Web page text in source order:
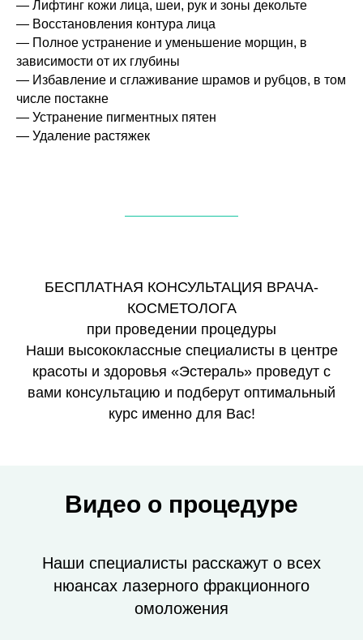
— Лифтинг кожи лица, шеи, рук и зоны декольте
— Восстановления контура лица
— Полное устранение и уменьшение морщин, в
зависимости от их глубины
— Избавление и сглаживание шрамов и рубцов, в том
числе постакне
— Устранение пигментных пятен
— Удаление растяжек
БЕСПЛАТНАЯ КОНСУЛЬТАЦИЯ ВРАЧА-
КОСМЕТОЛОГА
при проведении процедуры
Наши высококлассные специалисты в центре
красоты и здоровья «Эстераль» проведут с
вами консультацию и подберут оптимальный
курс именно для Вас!
Видео о процедуре
Наши специалисты расскажут о всех
нюансах лазерного фракционного
омоложения